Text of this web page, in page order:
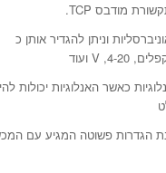
וניתן להגדיר אותן כ
הגדרות פשוטה המגיע עם